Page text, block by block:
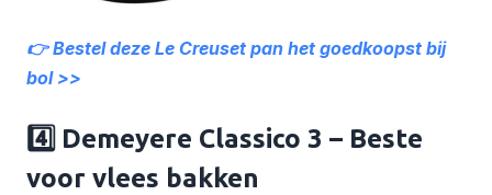
👉 Bestel deze Le Creuset pan het goedkoopst bij
bol >>
4️⃣ Demeyere Classico 3 – Beste
voor vlees bakken